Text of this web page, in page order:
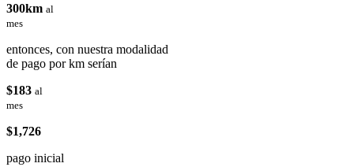
300km al
mes
entonces, con nuestra modalidad
de pago por km serían
$183 al
mes
$1,726
pago inicial